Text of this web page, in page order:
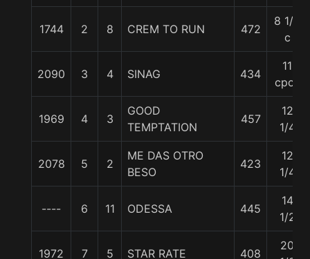
1744 2 8 CREM TO RUN 472
8 1/2
c
2090 3 4 SINAG 434
11
cpos
1969 4 3
GOOD
TEMPTATION
457
12
1/4
2078 5 2
ME DAS OTRO
BESO
423
12
1/4
---- 6 11 ODESSA 445
14
1/2
1972 7 5 STAR RATE 408
20